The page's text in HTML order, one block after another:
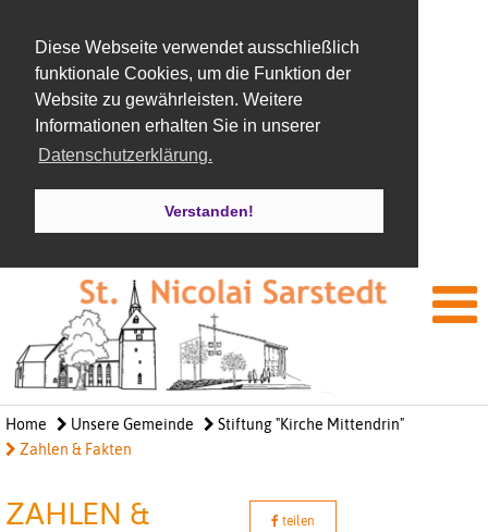
Diese Webseite verwendet ausschließlich
funktionale Cookies, um die Funktion der
Website zu gewährleisten. Weitere
Informationen erhalten Sie in unserer
Datenschutzerklärung.
Verstanden!
Home Unsere Gemeinde
Stiftung "Kirche Mittendrin"
Zahlen & Fakten
ZAHLEN &
teilen